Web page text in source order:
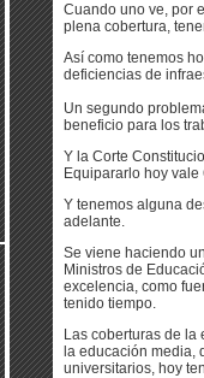
Cuando uno ve, por
plena cobertura,
Así como tenemos
deficiencias de
Un segundo
beneficio para los
Y la Corte
Equipararlo hoy
Y tenemos alguna
adelante.
Se viene haciendo
Ministros de
excelencia, como
tenido tiempo.
Las coberturas de
la educación media,
universitarios, hoy